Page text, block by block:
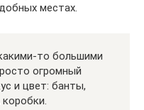
местах.
то большими
огромный
и цвет: банты,